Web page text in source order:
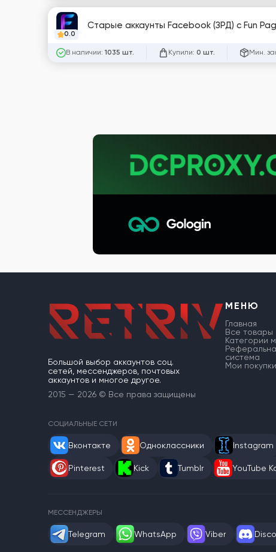
0.0
Старые аккаунты Facebook (ЗРД) с Fun
В наличии: 1035 шт. Купили: 0 шт. Мин.
Большой выбор аккаунтов соц.
сетей, мессенджеров, почтовых
аккаунтов и многое другое.
2015 — 2026 © Все права защищены
МЕНЮ
Главная
Все товары
Категории
система
Мои покупки
СОЦИАЛЬНЫЕ СЕТИ
Вконтакте Одноклассники Instagram
Pinterest Kick Tumblr YouTube
МЕССЕНДЖЕРЫ
Telegram WhatsApp Viber